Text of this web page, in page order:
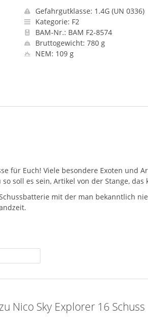
Gefahrgutklasse: 1.4G (UN 0336)
Kategorie: F2
BAM-Nr.: BAM F2-8574
Bruttogewicht: 780 g
NEM: 109 g
für Euch! Viele besondere Exoten und
soll es sein, Artikel von der Stange, das
mit der man bekanntlich
Nico Sky Explorer 16 Schuss